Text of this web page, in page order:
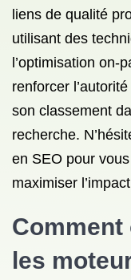
liens de qualité
utilisant des
l’optimisation on-
renforcer
son classement
recherche.
en SEO pour
maximiser
les